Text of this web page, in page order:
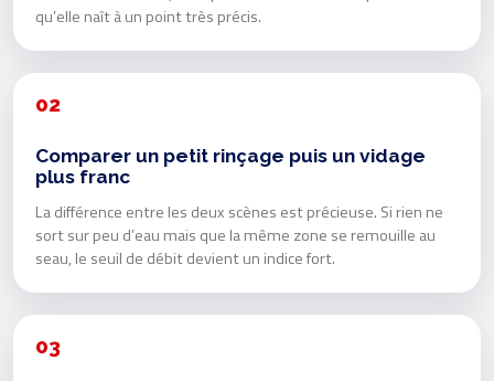
qu’elle naît à un point très précis.
02
Comparer un petit rinçage puis un vidage
plus franc
La différence entre les deux scènes est précieuse. Si rien ne
sort sur peu d’eau mais que la même zone se remouille au
seau, le seuil de débit devient un indice fort.
03